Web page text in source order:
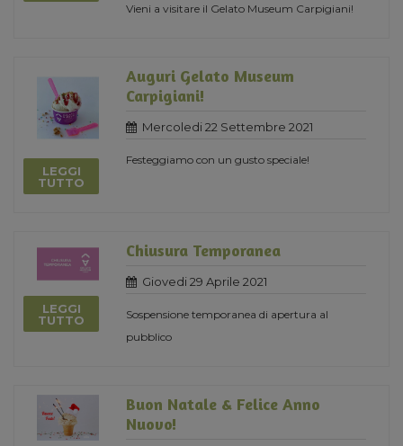
Vieni a visitare il Gelato Museum Carpigiani!
LEGGI
TUTTO
Auguri Gelato Museum
Carpigiani!
Mercoledi 22 Settembre 2021
Festeggiamo con un gusto speciale!
LEGGI
TUTTO
Chiusura Temporanea
Giovedi 29 Aprile 2021
Sospensione temporanea di apertura al
pubblico
Buon Natale & Felice Anno
Nuovo!